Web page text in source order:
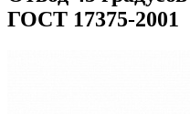
ГОСТ 17375-2001